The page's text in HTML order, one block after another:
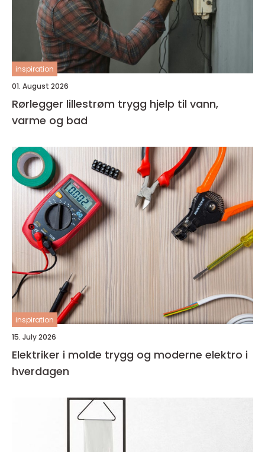
inspiration
01. August 2026
Rørlegger lillestrøm trygg hjelp til vann,
varme og bad
inspiration
15. July 2026
Elektriker i molde trygg og moderne elektro i
hverdagen